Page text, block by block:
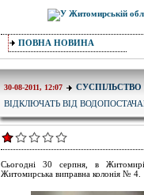
ПОВНА НОВИНА
30-08-2011, 12:07 СУСПІЛЬСТВО
ВІДКЛЮЧАТЬ ВІД
Сьогодні 30 серпня, в
Житомирська виправна колонія № 4.